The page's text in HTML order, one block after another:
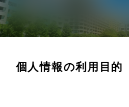
個人情報の利用目的